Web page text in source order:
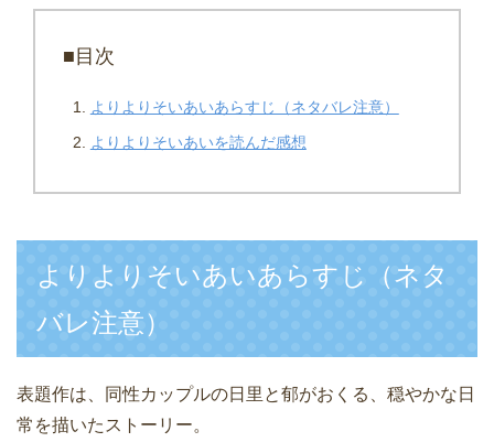
■目次
よりよりそいあいあらすじ（ネタバレ注意）
よりよりそいあいを読んだ感想
よりよりそいあいあらすじ（ネタ
バレ注意）
表題作は、同性カップルの日里と郁がおくる、穏やかな日
常を描いたストーリー。